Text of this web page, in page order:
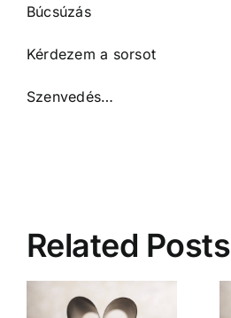
Búcsúzás
Kérdezem a sorsot
Szenvedés…
Related Posts